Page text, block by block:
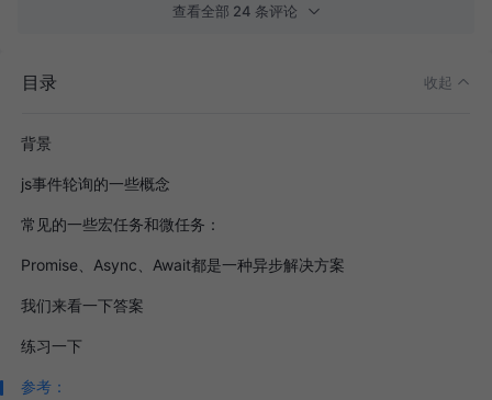
查看全部 24 条评论
目录 收起
背景
js事件轮询的一些概念
常见的一些宏任务和微任务：
Promise、Async、Await都是一种异步解决方案
我们来看一下答案
练习一下
参考：